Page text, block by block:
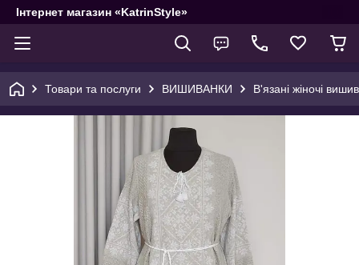
Інтернет магазин «KatrinStyle»
Товари та послуги ВИШИВАНКИ В'язані жіночі